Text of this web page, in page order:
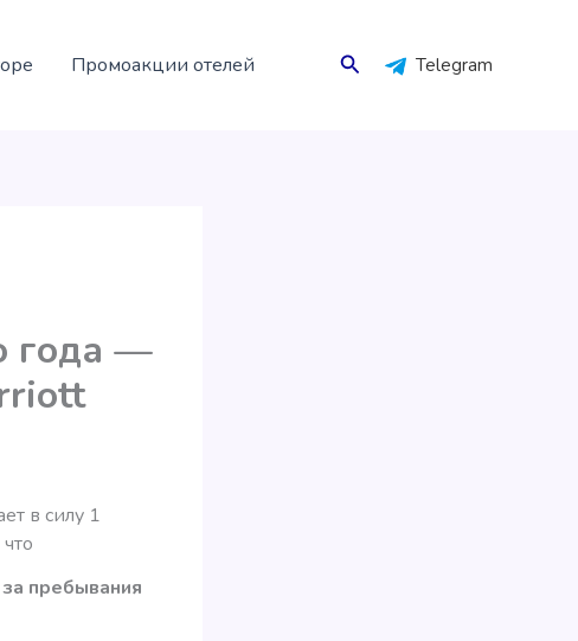
Промоакции отелей Поиск Telegram
года —
в силу 1
пребывания